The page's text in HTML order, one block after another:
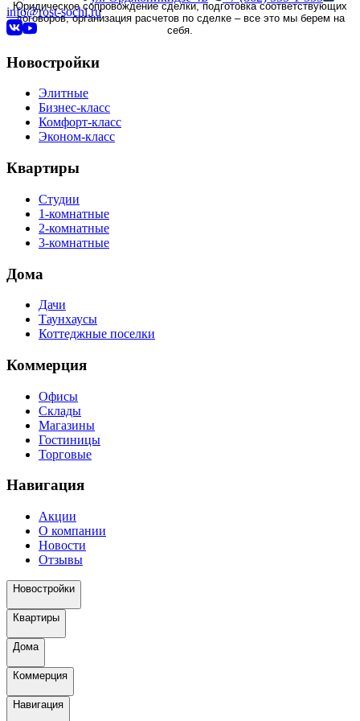
Юридическое сопровождение сделки, подготовка соответствующих
договоров, организация расчетов по сделке – все это мы берем на
себя.
info@rost-sochi.ru
Новостройки
Элитные
Бизнес-класс
Комфорт-класс
Эконом-класс
Квартиры
Студии
1-комнатные
2-комнатные
3-комнатные
Дома
Дачи
Таунхаусы
Коттеджные поселки
Коммерция
Офисы
Склады
Магазины
Гостиницы
Торговые
Навигация
Акции
О компании
Новости
Отзывы
Новостройки
Квартиры
Дома
Коммерция
Навигация